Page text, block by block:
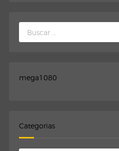
mega1080
Categorias